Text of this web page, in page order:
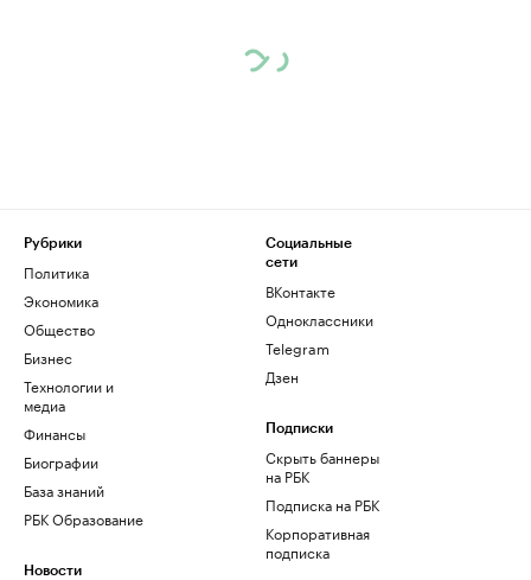
Рубрики
Политика
Экономика
Общество
Бизнес
Технологии и
медиа
Финансы
Биографии
База знаний
РБК Образование
Новости
Социальные
сети
ВКонтакте
Одноклассники
Telegram
Дзен
Подписки
Скрыть баннеры
на РБК
Подписка на РБК
Корпоративная
подписка